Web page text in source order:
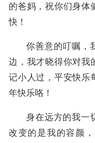
的爸妈，祝你们身体
快！
你善意的叮嘱，
边，我才晓得你对我
记小人过，平安快乐
年快乐咯！
身在远方的我一
改变的是我的容颜